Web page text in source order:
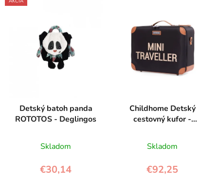
Detský batoh panda
ROTOTOS - Deglingos
Skladom
€30,14
Childhome Detský
cestovný kufor -
Skladom
€92,25